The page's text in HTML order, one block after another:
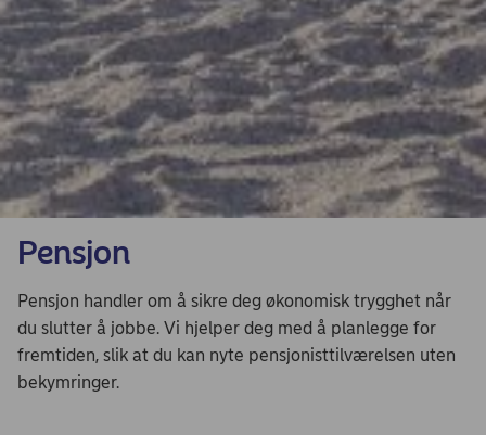
Pensjon
Pensjon handler om å sikre deg økonomisk trygghet når
du slutter å jobbe. Vi hjelper deg med å planlegge for
fremtiden, slik at du kan nyte pensjonisttilværelsen uten
bekymringer.